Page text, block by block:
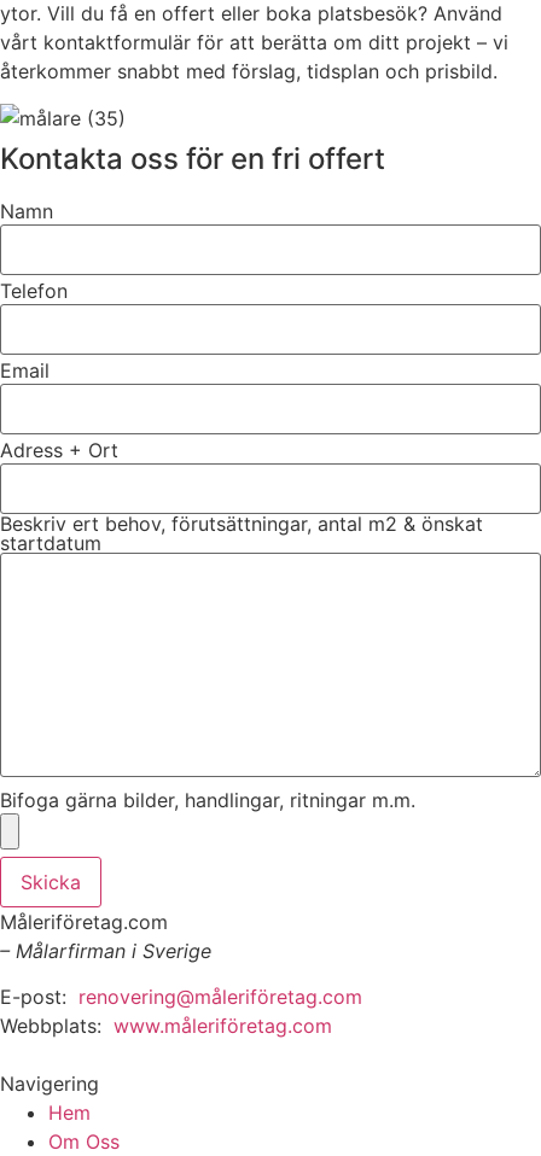
ytor. Vill du få en offert eller boka platsbesök? Använd
vårt kontaktformulär för att berätta om ditt projekt – vi
återkommer snabbt med förslag, tidsplan och prisbild.
Kontakta oss för en fri offert
Namn
Telefon
Email
Adress + Ort
Beskriv ert behov, förutsättningar, antal m2 & önskat
startdatum
Bifoga gärna bilder, handlingar, ritningar m.m.
Skicka
Måleriföretag.com
– Målarfirman i Sverige
E-post: renovering@måleriföretag.com
Webbplats: www.måleriföretag.com
Navigering
Hem
Om Oss